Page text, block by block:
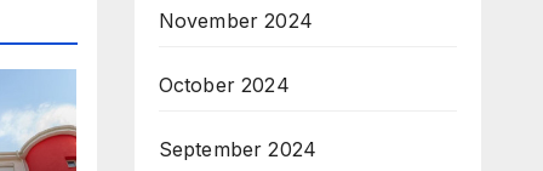
November 2024
October 2024
September 2024